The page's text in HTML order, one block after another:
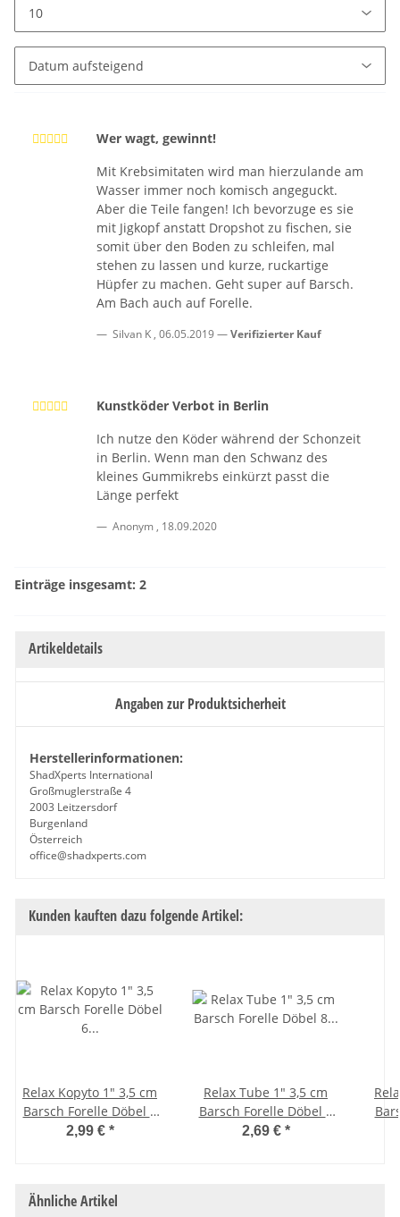
Wer wagt, gewinnt!
Mit Krebsimitaten wird man hierzulande am
Wasser immer noch komisch angeguckt.
Aber die Teile fangen! Ich bevorzuge es sie
mit Jigkopf anstatt Dropshot zu fischen, sie
somit über den Boden zu schleifen, mal
stehen zu lassen und kurze, ruckartige
Hüpfer zu machen. Geht super auf Barsch.
Am Bach auch auf Forelle.
Silvan K , 06.05.2019 Verifizierter Kauf
Kunstköder Verbot in Berlin
Ich nutze den Köder während der Schonzeit
in Berlin. Wenn man den Schwanz des
kleines Gummikrebs einkürzt passt die
Länge perfekt
Anonym , 18.09.2020
Einträge insgesamt: 2
Artikeldetails
Angaben zur Produktsicherheit
Herstellerinformationen:
ShadXperts International
Großmuglerstraße 4
2003 Leitzersdorf
Burgenland
Österreich
office@shadxperts.com
Kunden kauften dazu folgende Artikel:
Relax Kopyto 1" 3,5 cm
Barsch Forelle Döbel 6
Stück 064 Glitter Weiß
2,99 € *
Relax Tube 1" 3,5 cm
Barsch Forelle Döbel 8
Stück 3D02 Blau
2,69 € *
Ähnliche Artikel